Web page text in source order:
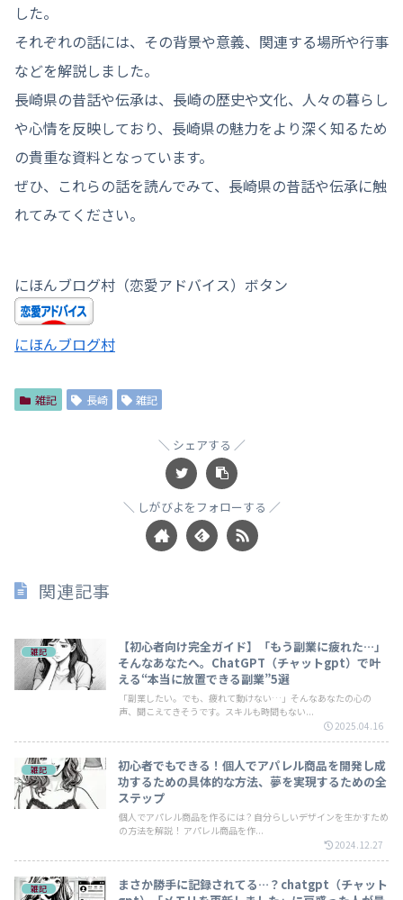
した。
それぞれの話には、その背景や意義、関連する場所や行事
などを解説しました。
長崎県の昔話や伝承は、長崎の歴史や文化、人々の暮らし
や心情を反映しており、長崎県の魅力をより深く知るため
の貴重な資料となっています。
ぜひ、これらの話を読んでみて、長崎県の昔話や伝承に触
れてみてください。
にほんブログ村（恋愛アドバイス）ボタン
にほんブログ村
雑記 長崎 雑記
シェアする
しがびよをフォローする
関連記事
雑記
【初心者向け完全ガイド】「もう副業に疲れた…」
そんなあなたへ。ChatGPT（チャットgpt）で叶
える“本当に放置できる副業”5選
「副業したい。でも、疲れて動けない…」そんなあなたの心の
声、聞こえてきそうです。スキルも時間もない...
2025.04.16
雑記
初心者でもできる！個人でアパレル商品を開発し成
功するための具体的な方法、夢を実現するための全
ステップ
個人でアパレル商品を作るには？自分らしいデザインを生かすため
の方法を解説！ アパレル商品を作...
2024.12.27
雑記
まさか勝手に記録されてる…？chatgpt（チャット